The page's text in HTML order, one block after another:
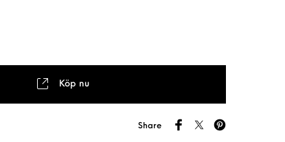
Köp nu
Share